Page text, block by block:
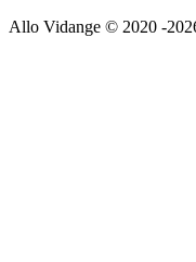
Allo Vidange © 2020 -